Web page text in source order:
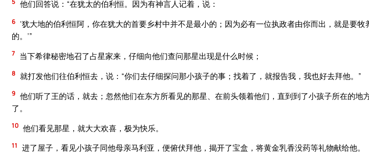
他们回答说：“在犹太的伯利恒。因为有神言人记着，说：
6 ‘犹大地的伯利恒阿，你在犹大的首要乡村中并不是最小的；因为必有一位执政者由你而出，就是要牧
的。’”
7 当下希律秘密地召了占星家来，仔细向他们查问那星出现是什么时候；
8 就打发他们往伯利恒去，说：“你们去仔细探问那小孩子的事；找着了，就报告我，我也好去拜他。”
9 他们听了王的话，就去；忽然他们在东方所看见的那星、在前头领着他们，直到到了小孩子所在的地
了。
10 他们看见那星，就大大欢喜，极为快乐。
11 进了屋子，看见小孩子同他母亲马利亚，便俯伏拜他，揭开了宝盒，将黄金乳香没药等礼物献给他。